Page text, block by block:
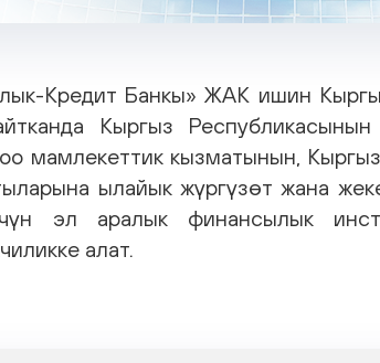
Кредит Банкы» ЖАК ишин
Кыргыз
мамлекеттик кызматынын,
ылайык жүргүзөт жана
эл аралык финансылык
алат.